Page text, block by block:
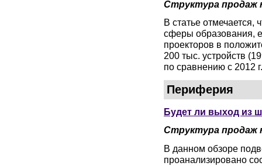
Структура продаж
В статье
сферы образования,
проекторов в
200 тыс. устройств
по сравнению с 2012
Периферия
Будет ли выход из
Структура продаж
В данном обзоре
проанализировано